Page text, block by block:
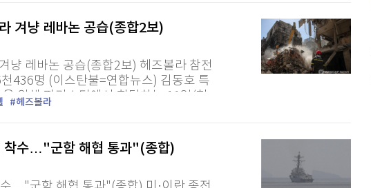
겨냥 레바논 공습(종합2보)
냥 레바논 공습(종합2보) 헤즈볼라 참전
436명 (이스탄불=연합뉴스) 김동호 특
위해 파키스탄에서 회담하는 11일(현
헤즈볼라를 노린 레바논...
헤즈볼라
착수…"군함 해협 통과"(종합)